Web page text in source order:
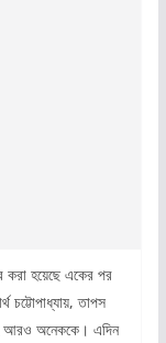
করা হয়েছে একের পর
চট্টোপাধ্যায়, তাপস
আরও অনেককে। এদিন